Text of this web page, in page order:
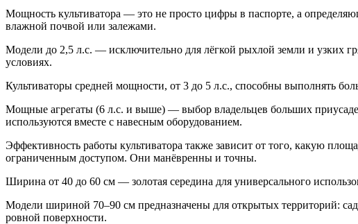
Мощность культиватора — это не просто цифры в паспорте, а
влажной почвой или залежами.
Модели до 2,5 л.с. — исключительно для лёгкой рыхлой земли и узких
условиях.
Культиваторы средней мощности, от 3 до 5 л.с., способны выполнять
Мощные агрегаты (6 л.с. и выше) — выбор владельцев больших
используются вместе с навесным оборудованием.
Эффективность работы культиватора также зависит от того, какую
ограниченным доступом. Они манёвренны и точны.
Ширина от 40 до 60 см — золотая середина для универсального
Модели шириной 70–90 см предназначены для открытых территорий:
ровной поверхности.